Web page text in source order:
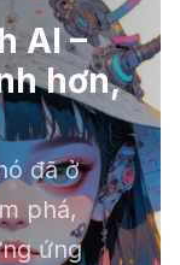
- AI
tắt hàng
AI –
hơn,
đã ở
phá,
ứng